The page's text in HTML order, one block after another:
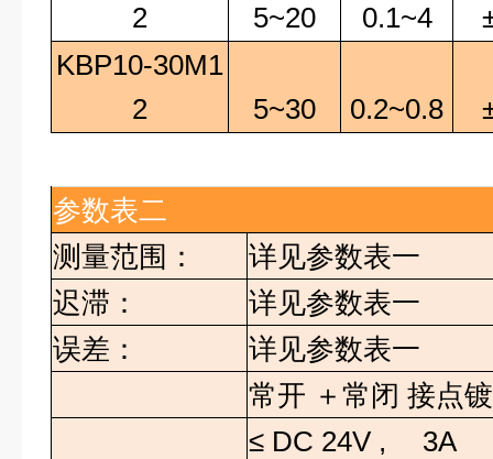
2
5~20 0.1~4
KBP10-30M1
2
5~30 0.2~0.8
参数表二
测量范围：
详见参数表一
迟滞：
详见参数表一
误差：
详见参数表一
常开 ＋常闭 接点
≤ DC 24V ,
3A